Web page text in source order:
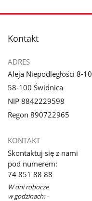
zdjęcie
galerii.
stopka
Kontakt
ADRES
Aleja Niepodległości 8-10
58-100 Świdnica
NIP 8842229598
Regon 890722965
KONTAKT
Skontaktuj się z nami
pod numerem:
74 851 88 88
W dni robocze
w godzinach: -